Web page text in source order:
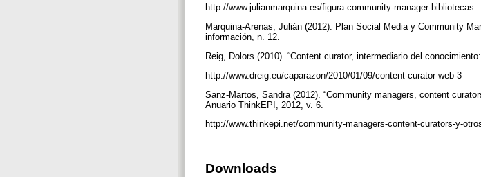
http://www.julianmarquina.es/figura-community-manager-bibliotecas
Marquina-Arenas, Julián (2012). Plan Social Media y Community
información, n. 12.
Reig, Dolors (2010). “Content curator, intermediario del
http://www.dreig.eu/caparazon/2010/01/09/content-curator-web-3
Sanz-Martos, Sandra (2012). “Community managers, content
Anuario ThinkEPI, 2012, v. 6.
http://www.thinkepi.net/community-managers-content-curators-y-
Downloads